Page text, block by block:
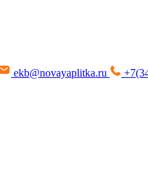
ekb@novayaplitka.ru